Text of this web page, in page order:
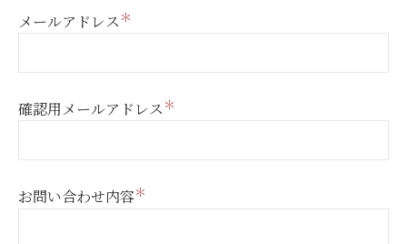
メールアドレス ＊
確認用メールアドレス ＊
お問い合わせ内容＊